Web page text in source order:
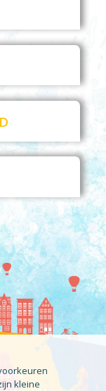
kleine